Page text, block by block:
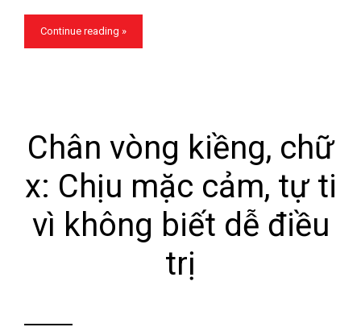
Continue reading »
Chân vòng kiềng, chữ
x: Chịu mặc cảm, tự ti
vì không biết dễ điều
trị